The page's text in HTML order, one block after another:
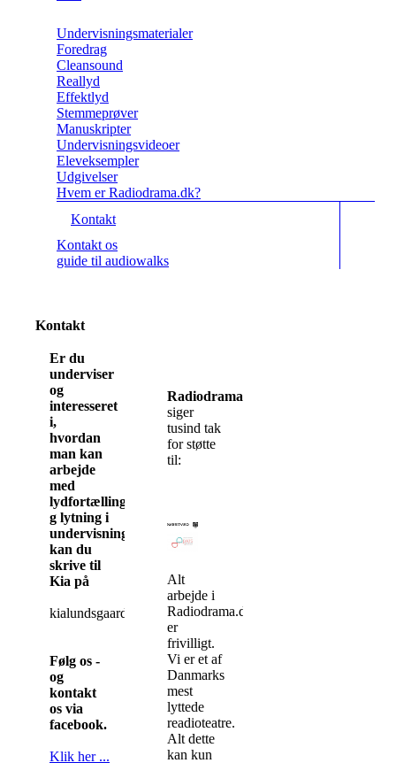
Undervisningsmaterialer
Foredrag
Cleansound
Reallyd
Effektlyd
Stemmeprøver
Manuskripter
Undervisningsvideoer
Eleveksempler
Udgivelser
Hvem er Radiodrama.dk?
Kontakt
Kontakt os
guide til audiowalks
Kontakt
Er du
underviser
og
interesseret
i,
hvordan
man kan
arbejde
med
lydfortællinger
g lytning i
undervisningen,
kan du
skrive til
Kia på
kialundsgaard@gmail.com
Følg os -
og
kontakt
os via
facebook.
Klik her ...
Radiodrama.dk
siger
tusind tak
for støtte
til:
Alt
arbejde i
Radiodrama.dk
er
frivilligt.
Vi er et af
Danmarks
mest
lyttede
readioteatre.
Alt dette
kan kun